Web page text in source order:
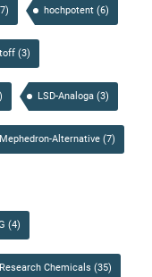
hochpotent (6)
(3)
LSD-Analoga (3)
Mephedron-Alternative (7)
(4)
Research Chemicals (35)